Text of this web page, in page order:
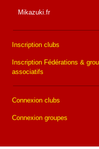
Mikazuki.fr
Inscription clubs
Inscription Fédérations &
associatifs
Connexion clubs
Connexion groupes